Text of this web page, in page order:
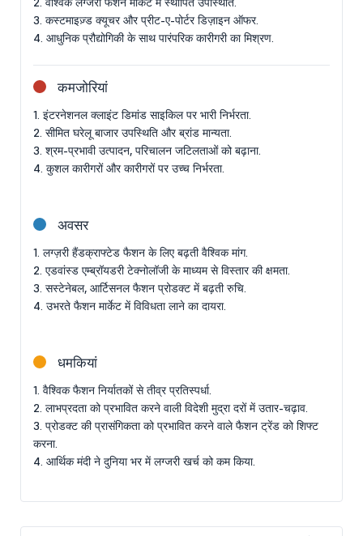
3. कस्टमाइज़्ड क्यूचर और प्रीट-ए-पोर्टर डिज़ाइन ऑफर.
4. आधुनिक प्रौद्योगिकी के साथ पारंपरिक कारीगरी का मिश्रण.
कमजोरियां
1. इंटरनेशनल क्लाइंट डिमांड साइकिल पर भारी निर्भरता.
2. सीमित घरेलू बाजार उपस्थिति और ब्रांड मान्यता.
3. श्रम-प्रभावी उत्पादन, परिचालन जटिलताओं को बढ़ाना.
4. कुशल कारीगरों और कारीगरों पर उच्च निर्भरता.
अवसर
1. लग्ज़री हैंडक्राफ्टेड फैशन के लिए बढ़ती वैश्विक मांग.
2. एडवांस्ड एम्ब्रॉयडरी टेक्नोलॉजी के माध्यम से विस्तार की क्षमता.
3. सस्टेनेबल, आर्टिसनल फैशन प्रोडक्ट में बढ़ती रुचि.
4. उभरते फैशन मार्केट में विविधता लाने का दायरा.
धमकियां
1. वैश्विक फैशन निर्यातकों से तीव्र प्रतिस्पर्धा.
2. लाभप्रदता को प्रभावित करने वाली विदेशी मुद्रा दरों में उतार-चढ़ाव.
3. प्रोडक्ट की प्रासंगिकता को प्रभावित करने वाले फैशन ट्रेंड को शिफ्ट
करना.
4. आर्थिक मंदी ने दुनिया भर में लग्जरी खर्च को कम किया.